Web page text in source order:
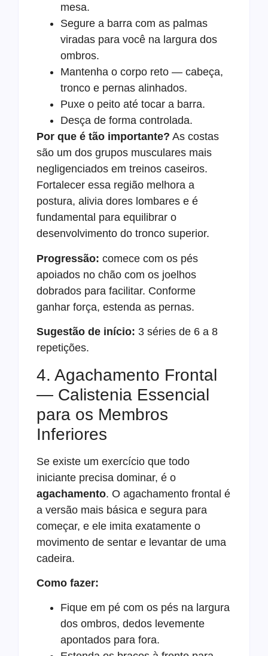
mesa.
Segure a barra com as palmas
viradas para você na largura dos
ombros.
Mantenha o corpo reto — cabeça,
tronco e pernas alinhados.
Puxe o peito até tocar a barra.
Desça de forma controlada.
Por que é tão importante? As costas
são um dos grupos musculares mais
negligenciados em treinos caseiros.
Fortalecer essa região melhora a
postura, alivia dores lombares e é
fundamental para equilibrar o
desenvolvimento do tronco superior.
Progressão: comece com os pés
apoiados no chão com os joelhos
dobrados para facilitar. Conforme
ganhar força, estenda as pernas.
Sugestão de início: 3 séries de 6 a 8
repetições.
4. Agachamento Frontal
— Calistenia Essencial
para os Membros
Inferiores
Se existe um exercício que todo
iniciante precisa dominar, é o
agachamento. O agachamento frontal é
a versão mais básica e segura para
começar, e ele imita exatamente o
movimento de sentar e levantar de uma
cadeira.
Como fazer:
Fique em pé com os pés na largura
dos ombros, dedos levemente
apontados para fora.